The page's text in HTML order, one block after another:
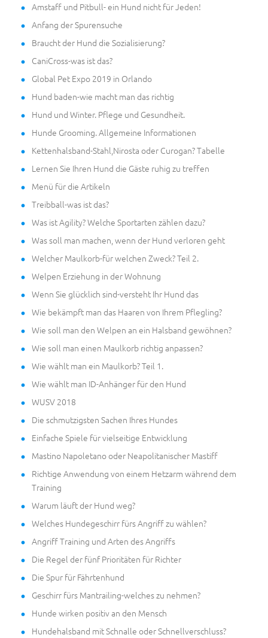
Amstaff und Pitbull- ein Hund nicht für Jeden!
Anfang der Spurensuche
Braucht der Hund die Sozialisierung?
CaniCross-was ist das?
Global Pet Expo 2019 in Orlando
Hund baden-wie macht man das richtig
Hund und Winter. Pflege und Gesundheit.
Hunde Grooming. Allgemeine Informationen
Kettenhalsband-Stahl,Nirosta oder Curogan? Tabelle
Lernen Sie Ihren Hund die Gäste ruhig zu treffen
Menü für die Artikeln
Treibball-was ist das?
Was ist Agility? Welche Sportarten zählen dazu?
Was soll man machen, wenn der Hund verloren geht
Welcher Maulkorb-für welchen Zweck? Teil 2.
Welpen Erziehung in der Wohnung
Wenn Sie glücklich sind-versteht Ihr Hund das
Wie bekämpft man das Haaren von Ihrem Pflegling?
Wie soll man den Welpen an ein Halsband gewöhnen?
Wie soll man einen Maulkorb richtig anpassen?
Wie wählt man ein Maulkorb? Teil 1.
Wie wählt man ID-Anhänger für den Hund
WUSV 2018
Die schmutzigsten Sachen Ihres Hundes
Einfache Spiele für vielseitige Entwicklung
Mastino Napoletano oder Neapolitanischer Mastiff
Richtige Anwendung von einem Hetzarm während dem
Training
Warum läuft der Hund weg?
Welches Hundegeschirr fürs Angriff zu wählen?
Angriff Training und Arten des Angriffs
Die Regel der fünf Prioritäten für Richter
Die Spur für Fährtenhund
Geschirr fürs Mantrailing-welches zu nehmen?
Hunde wirken positiv an den Mensch
Hundehalsband mit Schnalle oder Schnellverschluss?